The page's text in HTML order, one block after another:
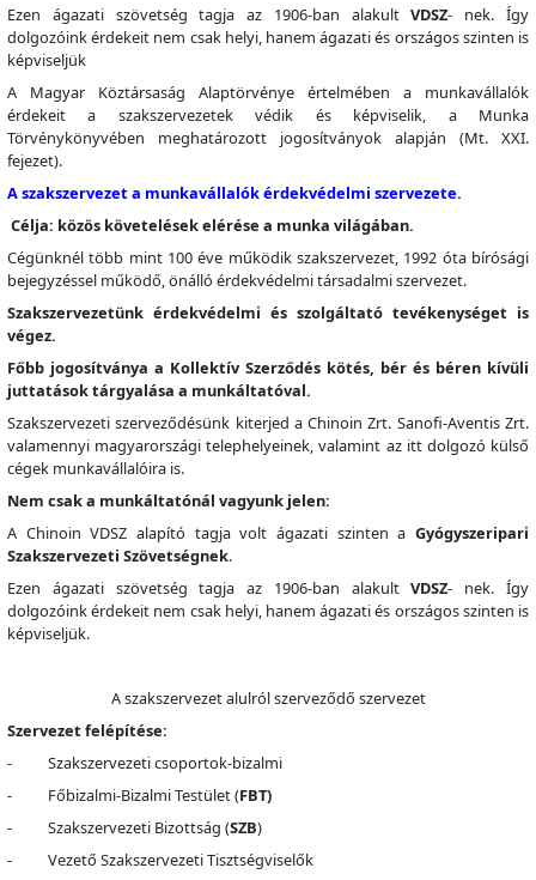
Ezen ágazati szövetség tagja az 1906-ban alakultVDSZ- nek. Így
dolgozóink érdekeit nem csak helyi, hanem ágazati és országos szinten is
képviseljük
A Magyar Köztársaság Alaptörvénye értelmében a munkavállalók
érdekeit a szakszervezetek védik és képviselik, a Munka
Törvénykönyvében meghatározott jogosítványok alapján (Mt. XXI.
fejezet).
A szakszervezet a munkavállalók érdekvédelmi szervezete.
Célja: közös követelések elérése a munka világában.
Cégünknél több mint 100 éve működik szakszervezet, 1992 óta bírósági
bejegyzéssel működő, önálló érdekvédelmi társadalmi szervezet.
Szakszervezetünk érdekvédelmi és szolgáltató tevékenységet is
végez.
Főbb jogosítványa a Kollektív Szerződés kötés, bér és béren kívüli
juttatások tárgyalása a munkáltatóval.
Szakszervezeti szerveződésünk kiterjed a Chinoin Zrt. Sanofi-Aventis Zrt.
valamennyi magyarországi telephelyeinek, valamint az itt dolgozó külső
cégek munkavállalóira is.
Nem csak a munkáltatónál vagyunk jelen:
A Chinoin VDSZ alapító tagja volt ágazati szinten a Gyógyszeripari
Szakszervezeti Szövetségnek.
Ezen ágazati szövetség tagja az 1906-ban alakultVDSZ- nek. Így
dolgozóink érdekeit nem csak helyi, hanem ágazati és országos szinten is
képviseljük.
A szakszervezet alulról szerveződő szervezet
Szervezet felépítése:
- Szakszervezeti csoportok-bizalmi
- Főbizalmi-Bizalmi Testület (FBT)
- Szakszervezeti Bizottság (SZB)
- Vezető Szakszervezeti Tisztségviselők